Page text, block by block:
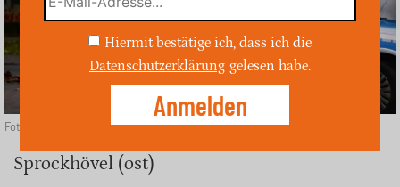
Foto: unsplash
Sprockhövel (ost)
Hiermit bestätige ich, dass ich die
Datenschutzerklärung gelesen habe.